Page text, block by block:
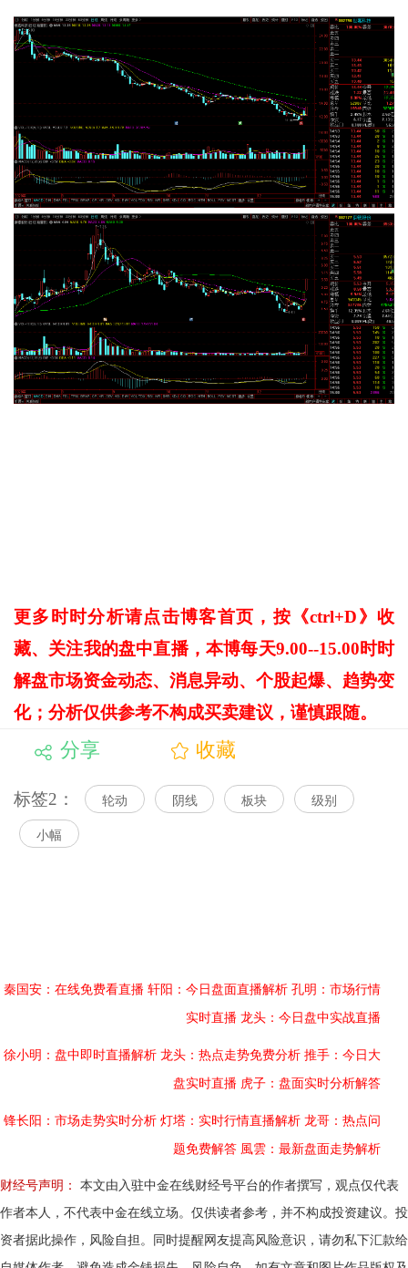
更多时时分析请点击博客首页，按《ctrl+D》收
藏、关注我的盘中直播，本博每天9.00--15.00时时
解盘市场资金动态、消息异动、个股起爆、趋势变
化；分析仅供参考不构成买卖建议，谨慎跟随。
分享 收藏
标签2： 轮动 阴线 板块 级别
小幅
秦国安：在线免费看直播 轩阳：今日盘面直播解析 孔明：市场行情
实时直播 龙头：今日盘中实战直播
徐小明：盘中即时直播解析 龙头：热点走势免费分析 推手：今日大
盘实时直播 虎子：盘面实时分析解答
锋长阳：市场走势实时分析 灯塔：实时行情直播解析 龙哥：热点问
题免费解答 風雲：最新盘面走势解析
财经号声明：
本文由入驻中金在线财经号平台的作者撰写，观点仅代表
作者本人，不代表中金在线立场。仅供读者参考，并不构成投资建议。投
资者据此操作，风险自担。同时提醒网友提高风险意识，请勿私下汇款给